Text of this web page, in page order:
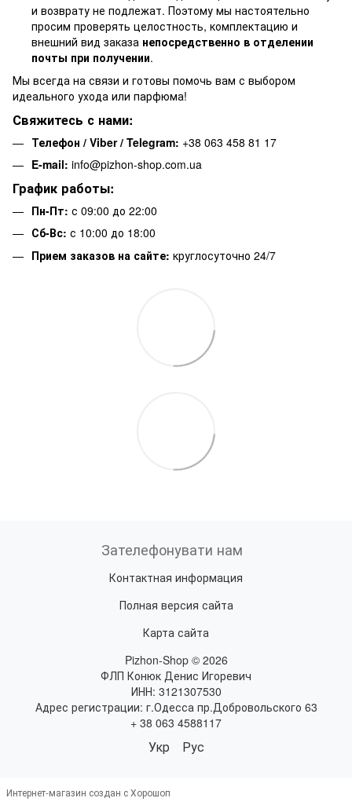
и возврату не подлежат. Поэтому мы настоятельно
просим проверять целостность, комплектацию и
внешний вид заказа непосредственно в отделении
почты при получении.
Мы всегда на связи и готовы помочь вам с выбором
идеального ухода или парфюма!
Свяжитесь с нами:
Телефон / Viber / Telegram: +38 063 458 81 17
E-mail: info@pizhon-shop.com.ua
График работы:
Пн-Пт: с 09:00 до 22:00
Сб-Вс: с 10:00 до 18:00
Прием заказов на сайте: круглосуточно 24/7
Зателефонувати нам
Контактная информация
Полная версия сайта
Карта сайта
Pizhon-Shop © 2026
ФЛП Конюк Денис Игоревич
ИНН: 3121307530
Адрес регистрации: г.Одесса пр.Добровольского 63
+ 38 063 4588117
Укр Рус
Интернет-магазин создан с Хорошоп